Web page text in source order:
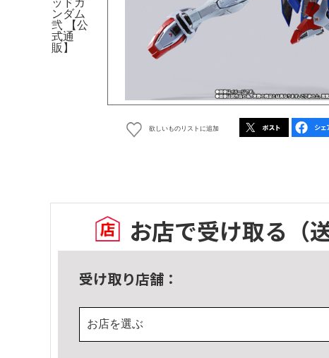
欲しいものリストに追加
お店で受け取る （
受け取り店舗：
お店を選ぶ